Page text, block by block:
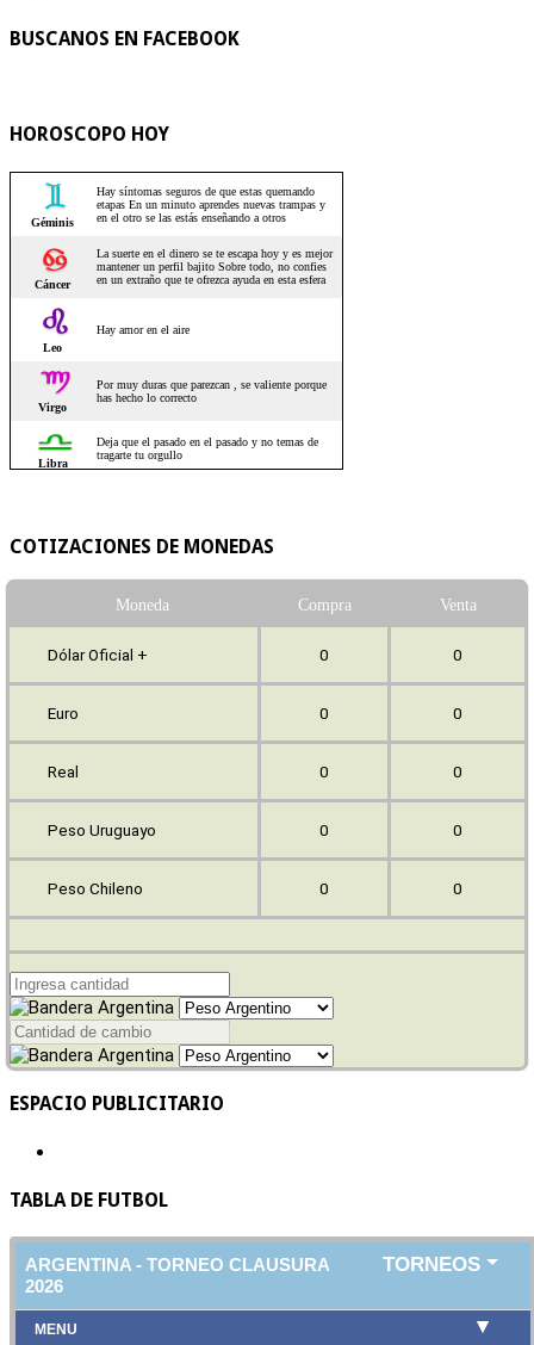
BUSCANOS EN FACEBOOK
HOROSCOPO HOY
COTIZACIONES DE MONEDAS
Moneda Compra Venta
Dólar Oficial + 0 0
Euro 0 0
Real 0 0
Peso Uruguayo 0 0
Peso Chileno 0 0
ESPACIO PUBLICITARIO
TABLA DE FUTBOL